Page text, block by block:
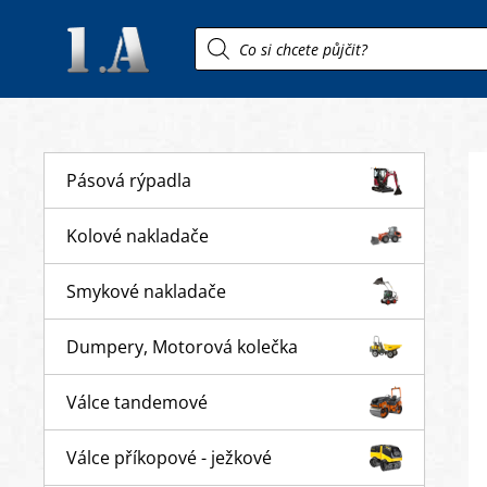
Products
search
Pásová rýpadla
Kolové nakladače
Smykové nakladače
Dumpery, Motorová kolečka
Válce tandemové
Válce příkopové - ježkové